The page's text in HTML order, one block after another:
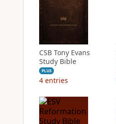
CSB Tony Evans
Study Bible
PLUS
4 entries